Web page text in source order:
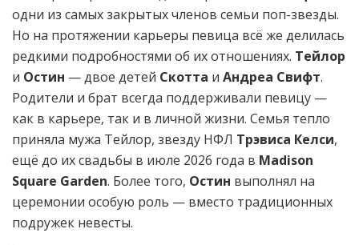
одни из самых закрытых членов семьи поп-звезды.
Но на протяжении карьеры певица всё же делилась
редкими подробностями об их отношениях. Тейлор
и Остин — двое детей Скотта и Андреа Свифт.
Родители и брат всегда поддерживали певицу —
как в карьере, так и в личной жизни. Семья тепло
приняла мужа Тейлор, звезду НФЛ Трэвиса Келси,
ещё до их свадьбы в июле 2026 года в Madison
Square Garden. Более того, Остин выполнял на
церемонии особую роль — вместо традиционных
подружек невесты.